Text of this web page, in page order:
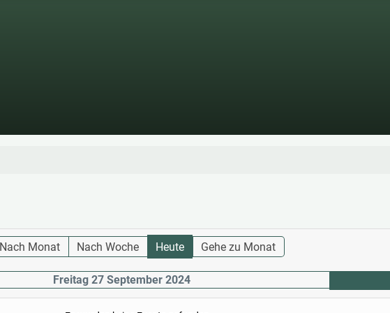
Nach Monat Nach Woche Heute Gehe zu Monat
Freitag 27 September 2024